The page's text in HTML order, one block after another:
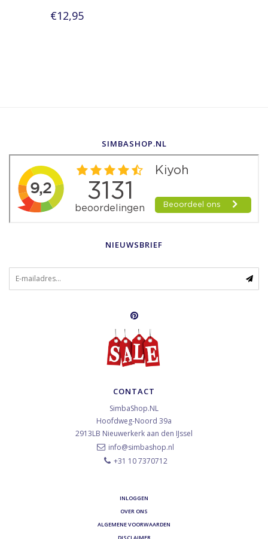
€12,95
SIMBASHOP.NL
NIEUWSBRIEF
CONTACT
SimbaShop.NL
Hoofdweg-Noord 39a
2913LB Nieuwerkerk aan den IJssel
info@simbashop.nl
+31 10 7370712
INLOGGEN
OVER ONS
ALGEMENE VOORWAARDEN